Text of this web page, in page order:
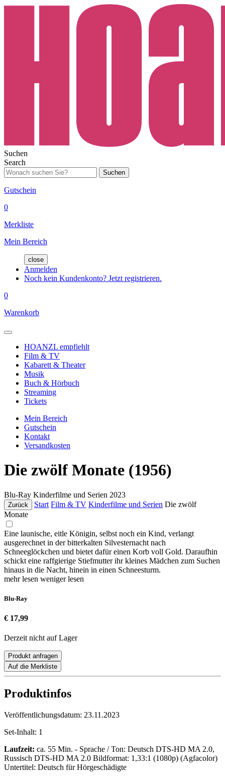
Suchen
Search
Suchen
Gutschein
0
Merkliste
Mein Bereich
close
Anmelden
Noch kein Kundenkonto? Jetzt registrieren.
0
Warenkorb
HOANZL empfiehlt
Film & TV
Kabarett & Theater
Musik
Buch & Hörbuch
Streaming
Tickets
Mein Bereich
Gutschein
Kontakt
Versandkosten
Die zwölf Monate (1956)
Blu-Ray Kinderfilme und Serien 2023
Zurück Start Film & TV Kinderfilme und Serien Die zwölf
Monate
Eine launische, eitle Königin, selbst noch ein Kind, verlangt
ausgerechnet in der bitterkalten Silvesternacht nach
Schneeglöckchen und bietet dafür einen Korb voll Gold. Daraufhin
schickt eine raffgierige Stiefmutter ihr kleines Mädchen zum Suchen
hinaus in die Nacht, hinein in einen Schneesturm.
mehr lesen weniger lesen
Blu-Ray
€ 17,99
Derzeit nicht auf Lager
Produkt anfragen
Auf die Merkliste
Produktinfos
Veröffentlichungsdatum: 23.11.2023
Set-Inhalt: 1
Laufzeit: ca. 55 Min. - Sprache / Ton: Deutsch DTS-HD MA 2.0,
Russisch DTS-HD MA 2.0 Bildformat: 1,33:1 (1080p) (Agfacolor)
Untertitel: Deutsch für Hörgeschädigte